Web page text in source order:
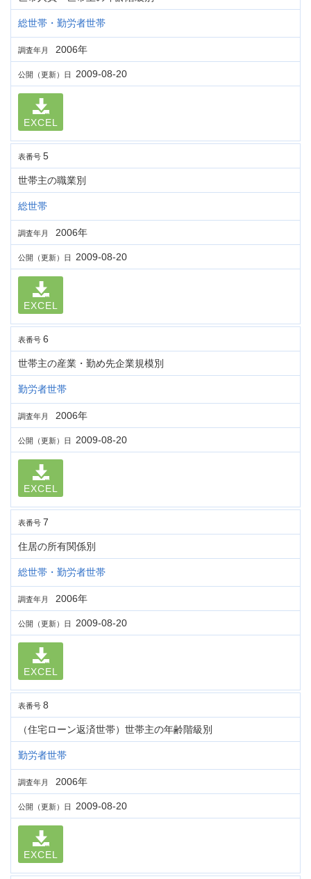
総世帯・勤労者世帯
調査年月 2006年
公開（更新）日 2009-08-20
EXCEL
表番号 5
世帯主の職業別
総世帯
調査年月 2006年
公開（更新）日 2009-08-20
EXCEL
表番号 6
世帯主の産業・勤め先企業規模別
勤労者世帯
調査年月 2006年
公開（更新）日 2009-08-20
EXCEL
表番号 7
住居の所有関係別
総世帯・勤労者世帯
調査年月 2006年
公開（更新）日 2009-08-20
EXCEL
表番号 8
（住宅ローン返済世帯）世帯主の年齢階級別
勤労者世帯
調査年月 2006年
公開（更新）日 2009-08-20
EXCEL